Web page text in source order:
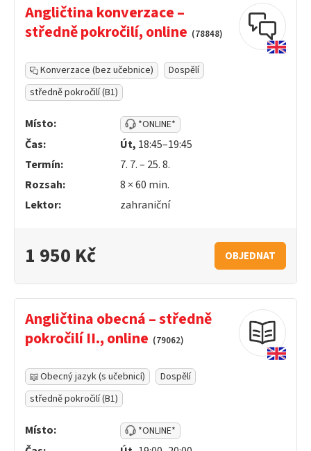
Angličtina konverzace –
středně pokročilí, online (78848)
Konverzace (bez učebnice)
Dospělí
středně pokročilí (B1)
Místo: *ONLINE*
Čas: Út, 18:45–19:45
Termín:
7. 7. – 25. 8.
Rozsah:
8 ×60 min.
Lektor:
zahraniční
1 950 Kč OBJEDNAT
Angličtina obecná – středně
pokročilí II., online (79062)
Obecný jazyk (s učebnicí)
Dospělí
středně pokročilí (B1)
Místo: *ONLINE*